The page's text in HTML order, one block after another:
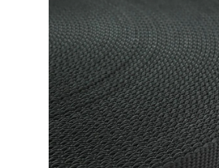
5
hvězdiček.